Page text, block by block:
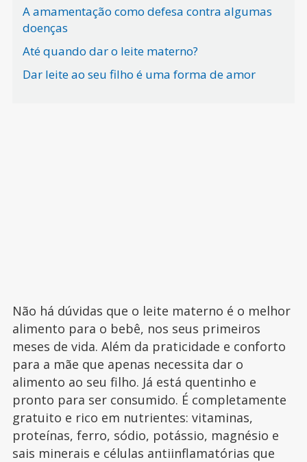
A amamentação como defesa contra algumas
doenças
Até quando dar o leite materno?
Dar leite ao seu filho é uma forma de amor
Não há dúvidas que o leite materno é o melhor
alimento para o bebê, nos seus primeiros
meses de vida. Além da praticidade e conforto
para a mãe que apenas necessita dar o
alimento ao seu filho. Já está quentinho e
pronto para ser consumido. É completamente
gratuito e rico em nutrientes: vitaminas,
proteínas, ferro, sódio, potássio, magnésio e
sais minerais e células antiinflamatórias que